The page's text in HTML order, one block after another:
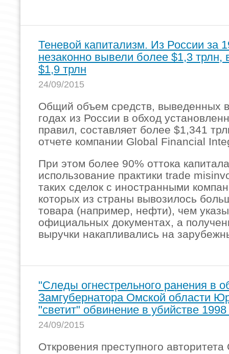
Теневой капитализм. Из России за
незаконно вывели более $1,3 трлн,
$1,9 трлн
24/09/2015
Общий объем средств, выведенных
годах из России в обход
правил, составляет более $1,341
отчете компании Global Financial
При этом более 90% оттока
использование практики trade
таких сделок с иностранными
которых из страны вывозилось
товара (например, нефти), чем
официальных документах, а
выручки накапливались на
"Следы огнестрельного ранения в
Замгубернатора Омской области
"светит" обвинение в убийстве 1998
24/09/2015
Откровения преступного авторитета